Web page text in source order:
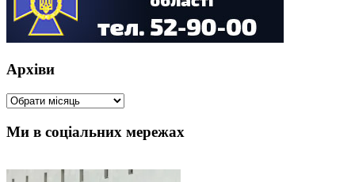
Архіви
Архіви
Ми в соціальних мережах